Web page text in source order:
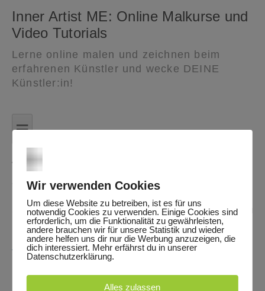
Inner Artist ME: Online Malkurse und
Video Tutorials
Lerne online malen und zeichnen beim
erfahrenen Künstler und wecke DEINE
Künstler:in!
≡ springen
Werkzeuge zur Kreativität – Umgang mit dem
„inneren Kritiker“ (Level 1-3)
Sie müssen sich anmelden, um diesen Inhalt einsehen zu
können. BitteAnmelden. Kein Mitglied? Werden Sie
Mitglied bei uns
Dieser Beitrag wurde am29. November 2020veröffentlicht.
Wir verwenden Cookies
Um diese Website zu betreiben, ist es für uns
notwendig Cookies zu verwenden. Einige Cookies sind
erforderlich, um die Funktionalität zu gewährleisten,
andere brauchen wir für unsere Statistik und wieder
andere helfen uns dir nur die Werbung anzuzeigen, die
dich interessiert. Mehr erfährst du in unserer
Datenschutzerklärung.
Alles zulassen